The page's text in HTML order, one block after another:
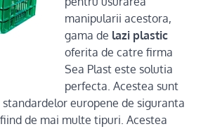
manipularii acestora,
gama de lazi plastic
oferita de catre firma
Sea Plast este solutia
perfecta. Acestea sunt
europene de siguranta
de mai multe tipuri. Acestea